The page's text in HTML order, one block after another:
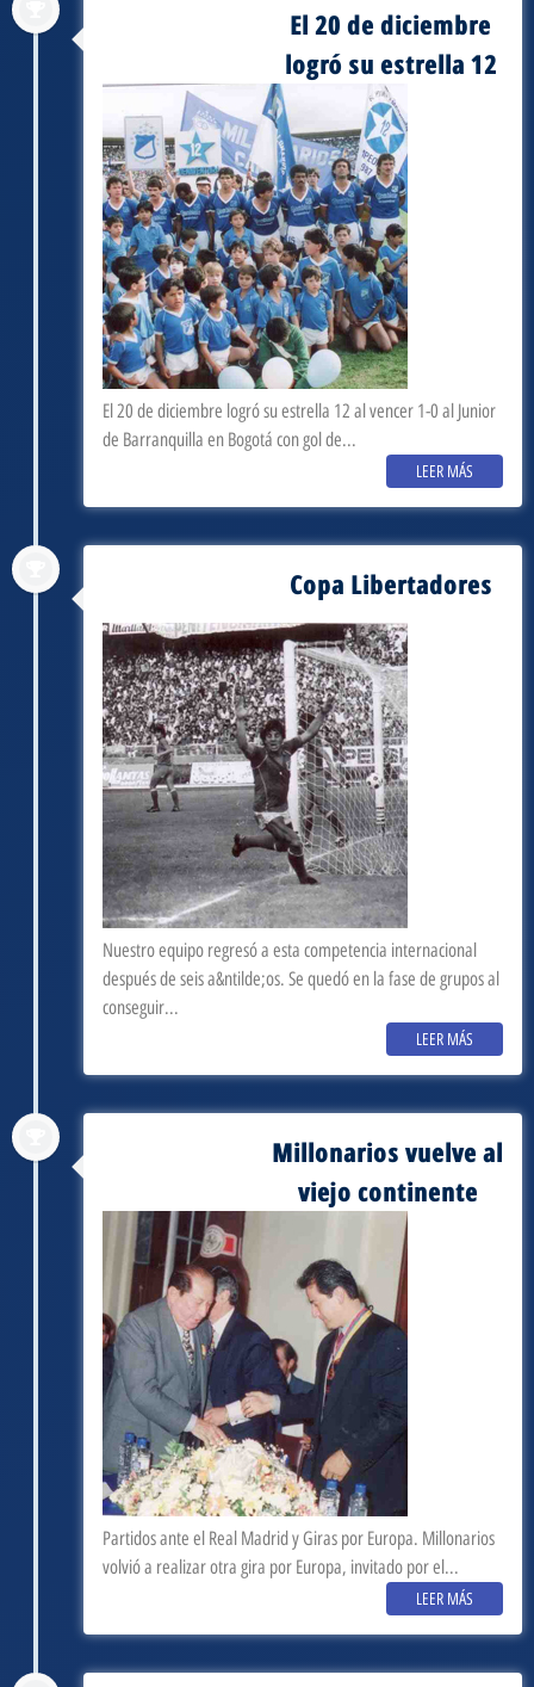
El 20 de diciembre
logró su estrella 12
El 20 de diciembre logró su estrella 12 al vencer 1-0 al Junior
de Barranquilla en Bogotá con gol de...
LEER MÁS
Copa Libertadores
Nuestro equipo regresó a esta competencia internacional
después de seis a&ntilde;os. Se quedó en la fase de grupos al
conseguir...
LEER MÁS
Millonarios vuelve al
viejo continente
Partidos ante el Real Madrid y Giras por Europa. Millonarios
volvió a realizar otra gira por Europa, invitado por el...
LEER MÁS